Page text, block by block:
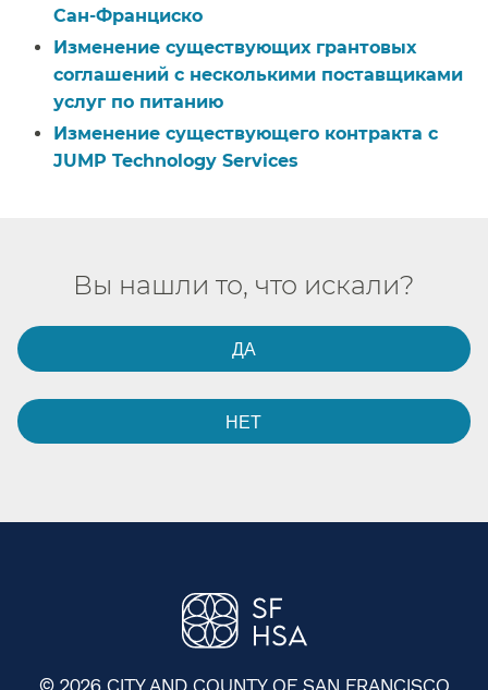
Сан-Франциско​​
Изменение существующих грантовых
соглашений с несколькими поставщиками
услуг по питанию​​
Изменение существующего контракта с
JUMP Technology Services​​
Вы нашли то, что искали?​​
ДА​​
НЕТ​​
© 2026 CITY AND COUNTY OF SAN FRANCISCO